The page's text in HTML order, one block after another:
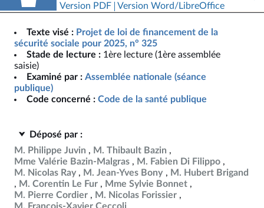
Version PDF
Version Word/LibreOffice
Texte visé : Projet de loi de financement de la
sécurité sociale pour 2025, n° 325
Stade de lecture : 1ère lecture (1ère assemblée
saisie)
Examiné par : Assemblée nationale (séance
publique)
Code concerné : Code de la santé publique
Déposé par :
M. Philippe Juvin
M. Thibault Bazin
Mme Valérie Bazin-Malgras
M. Fabien Di Filippo
M. Nicolas Ray
M. Jean-Yves Bony
M. Hubert Brigand
M. Corentin Le Fur
Mme Sylvie Bonnet
M. Pierre Cordier
M. Nicolas Forissier